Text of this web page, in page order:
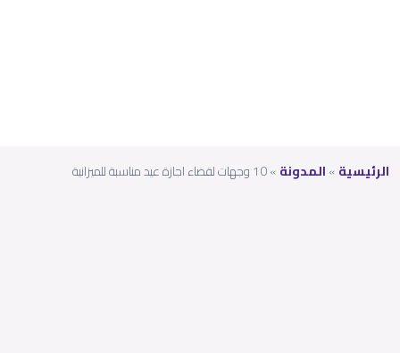
الرئيسية»المدونة»10 وجهات لقضاء اجازة عيد مناسبة للميزانية